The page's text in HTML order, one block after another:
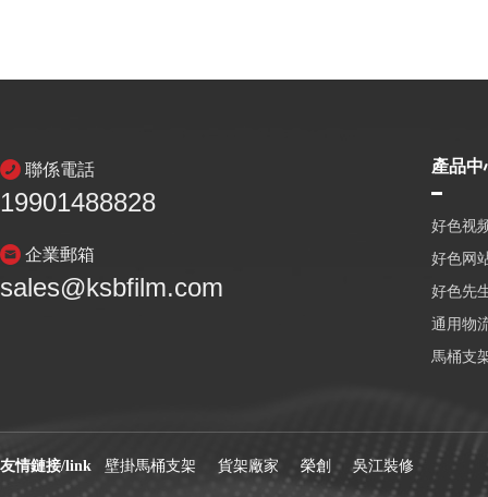
聯係電話
19901488828
企業郵箱
sales@ksbfilm.com
產品中
好色视
好色网
好色先
通用物
馬桶支
友情鏈接/link 壁掛馬桶支架 貨架廠家 榮創 吳江裝修